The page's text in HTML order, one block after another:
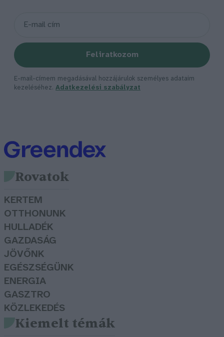
Feliratkozom
E-mail-címem megadásával hozzájárulok személyes adataim
kezeléséhez. Adatkezelési szabályzat
Rovatok
KERTEM
OTTHONUNK
HULLADÉK
GAZDASÁG
JÖVŐNK
EGÉSZSÉGÜNK
ENERGIA
GASZTRO
KÖZLEKEDÉS
Kiemelt témák